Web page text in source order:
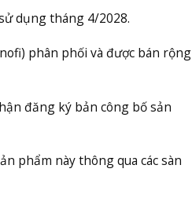
dụng tháng 4/2028.
phân phối và được bán rộng
đăng ký bản công bố sản
phẩm này thông qua các sàn